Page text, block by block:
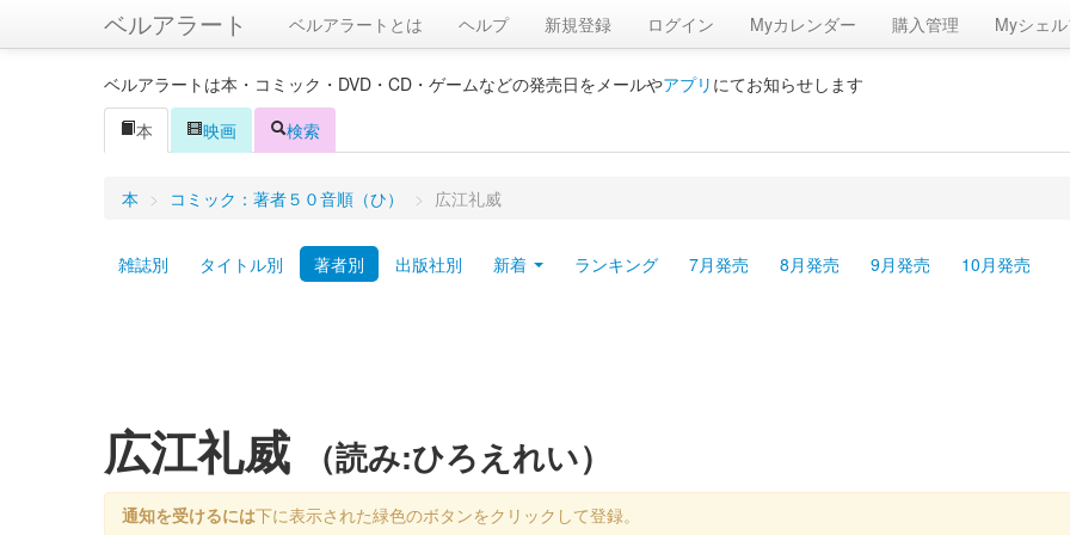
ベルアラート ベルアラートとは ヘルプ 新規登録 ログイン Myカレンダー 購入管理 Myシェル
ベルアラートは本・コミック・DVD・CD・ゲームなどの発売日をメールやアプリ にてお知らせします
本
映画 検索
本 > コミック：著者５０音順（ひ） > 広江礼威
雑誌別 タイトル別 著者別 出版社別 新着 ランキング 7月発売 8月発売 9月発売 10月発売
広江礼威 （読み:ひろえれい）
通知を受けるには下に表示された緑色のボタンをクリックして登録。